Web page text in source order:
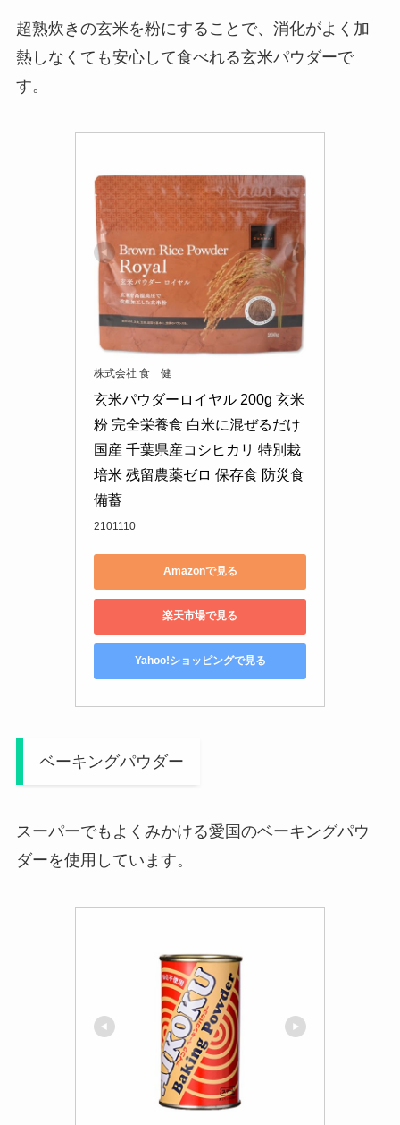
超熟炊きの玄米を粉にすることで、消化がよく加
熱しなくても安心して食べれる玄米パウダーで
す。
株式会社 食 健
玄米パウダーロイヤル 200g 玄米
粉 完全栄養食 白米に混ぜるだけ
国産 千葉県産コシヒカリ 特別栽
培米 残留農薬ゼロ 保存食 防災食
備蓄
2101110
Amazonで見る
楽天市場で見る
Yahoo!ショッピングで見る
ベーキングパウダー
スーパーでもよくみかける愛国のベーキングパウ
ダーを使用しています。